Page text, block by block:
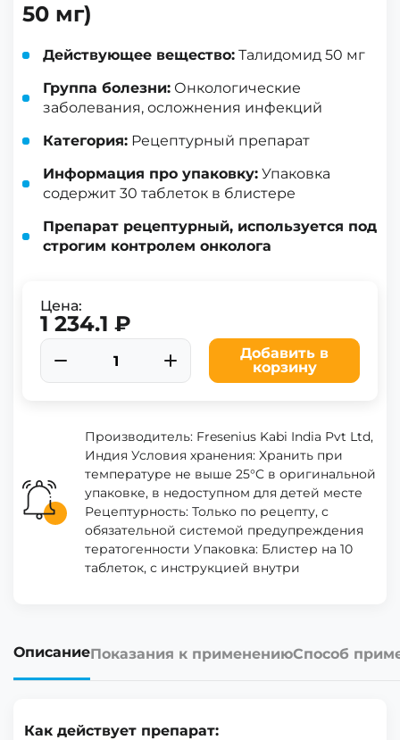
50 мг)
Действующее вещество: Талидомид 50 мг
Группа болезни: Онкологические
заболевания, осложнения инфекций
Категория: Рецептурный препарат
Информация про упаковку: Упаковка
содержит 30 таблеток в блистере
Препарат рецептурный, используется под
строгим контролем онколога
Цена:
1 234.1 ₽
Добавить в
корзину
Производитель: Fresenius Kabi India Pvt Ltd,
Индия Условия хранения: Хранить при
температуре не выше 25°C в оригинальной
упаковке, в недоступном для детей месте
Рецептурность: Только по рецепту, с
обязательной системой предупреждения
тератогенности Упаковка: Блистер на 10
таблеток, с инструкцией внутри
ОписаниеПоказания к применениюСпособ
Как действует препарат: